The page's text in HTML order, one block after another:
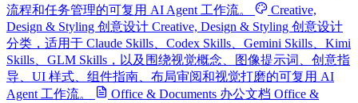
流程和任务管理的可复用 AI Agent 工作流。
Creative,
Design & Styling 创意设计 Creative, Design & Styling 创意设计
分类，适用于 Claude Skills、Codex Skills、Gemini Skills、Kimi
Skills、GLM Skills，以及围绕视觉概念、图像提示词、创意指
导、UI 样式、组件指南、布局审阅和视觉打磨的可复用 AI
Agent 工作流。
Office & Documents 办公文档 Office &